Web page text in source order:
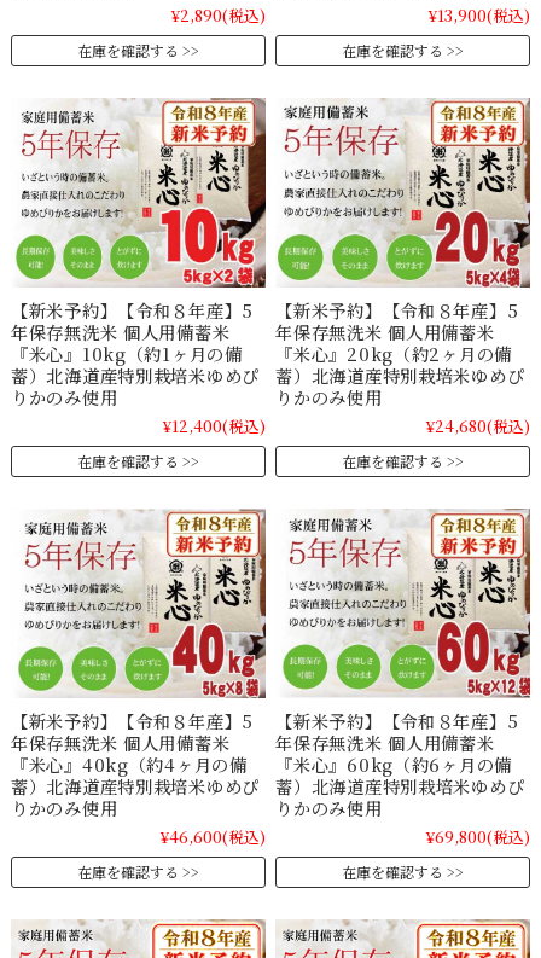
¥2,890(税込)
在庫を確認する
¥13,900(税込)
在庫を確認する
【新米予約】【令和８年産】5
年保存無洗米 個人用備蓄米
『米心』10kg（約1ヶ月の備
蓄）北海道産特別栽培米ゆめぴ
りかのみ使用
¥12,400(税込)
在庫を確認する
【新米予約】【令和８年産】5
年保存無洗米 個人用備蓄米
『米心』20kg（約2ヶ月の備
蓄）北海道産特別栽培米ゆめぴ
りかのみ使用
¥24,680(税込)
在庫を確認する
【新米予約】【令和８年産】5
年保存無洗米 個人用備蓄米
『米心』40kg（約4ヶ月の備
蓄）北海道産特別栽培米ゆめぴ
りかのみ使用
¥46,600(税込)
在庫を確認する
【新米予約】【令和８年産】5
年保存無洗米 個人用備蓄米
『米心』60kg（約6ヶ月の備
蓄）北海道産特別栽培米ゆめぴ
りかのみ使用
¥69,800(税込)
在庫を確認する